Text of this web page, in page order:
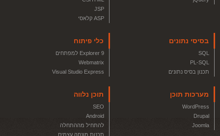
JSP
ASP קלאסי
בסיסי נתונים
SQL
PL-SQL
תכנון בסיס נתונים
כלי פיתוח
Explorer 9 למפתחים
Webmatrix
Visual Studio Express
מערכות תוכן
WordPress
Drupal
Joomla
תוכן נלווה
SEO
Android
להתחיל מההתחלה
תכנות מונחה עצמים